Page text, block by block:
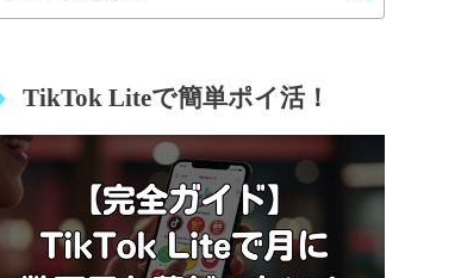
TikTok Liteで簡単ポイ活！